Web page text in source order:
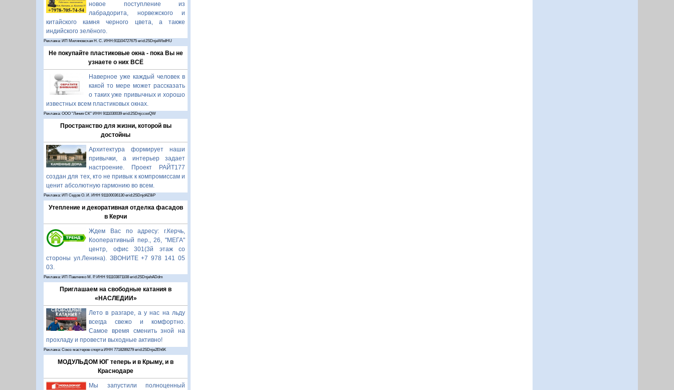
новое поступление из
лабрадорита, норвежского и
китайского камня черного цвета, а также
индийского зелёного.
Реклама: ИП Миляновская Н. С. ИНН:911104727675 erid:2SDnjeWbdHU
Не покупайте пластиковые окна - пока Вы не
узнаете о них ВСЁ
Наверное уже каждый человек в
какой то мере может рассказать
о таких уже привычных и хорошо
известных всем пластиковых окнах.
Реклама: ООО "Линия СК" ИНН 9111030039 erid:2SDnjccooQW
Пространство для жизни, которой вы
достойны
Архитектура формирует наши
привычки, а интерьер задает
настроение. Проект РАЙТ177
создан для тех, кто не привык к компромиссам и
ценит абсолютную гармонию во всем.
Реклама: ИП Седов О. И. ИНН 911100036130 erid:2SDnjd4Z8iP
Утепление и декоративная отделка фасадов
в Керчи
Ждем Вас по адресу: г.Керчь,
Кооперативный пер., 26, "МЕГА"
центр, офис 301(3й этаж со
стороны ул.Ленина). ЗВОНИТЕ +7 978 141 05
03.
Реклама: ИП Павленко М. Р. ИНН 911103871108 erid:2SDnjehADdm
Приглашаем на свободные катания в
«НАСЛЕДИИ»
Лето в разгаре, а у нас на льду
всегда свежо и комфортно.
Самое время сменить зной на
прохладу и провести выходные активно!
Реклама: Союз мастеров спорта ИНН 7718289279 erid:2SDnje2Eh6K
МОДУЛЬДОМ ЮГ теперь и в Крыму, и в
Краснодаре
Мы запустили полноценный